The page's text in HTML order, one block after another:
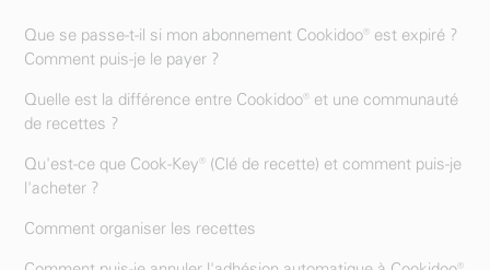
Que se passe-t-il si mon abonnement Cookidoo® est expiré ?
Comment puis-je le payer ?
Quelle est la différence entre Cookidoo® et une communauté
de recettes ?
Qu'est-ce que Cook-Key® (Clé de recette) et comment puis-je
l'acheter ?
Comment organiser les recettes